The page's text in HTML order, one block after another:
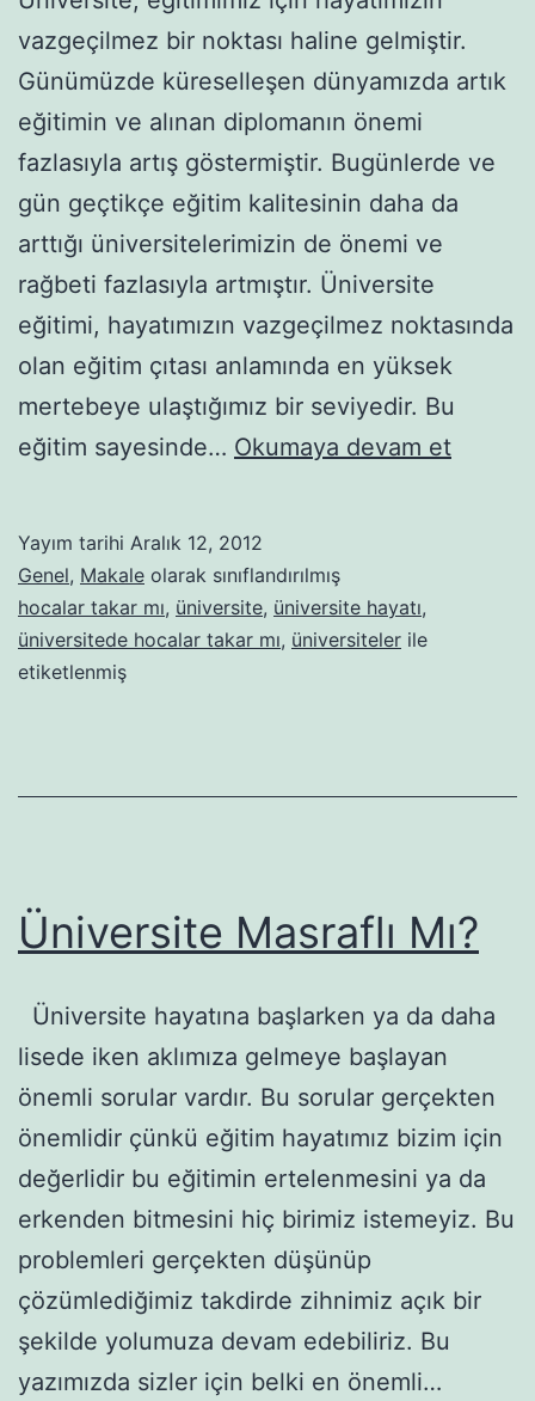
vazgeçilmez bir noktası haline gelmiştir.
Günümüzde küreselleşen dünyamızda artık
eğitimin ve alınan diplomanın önemi
fazlasıyla artış göstermiştir. Bugünlerde ve
gün geçtikçe eğitim kalitesinin daha da
arttığı üniversitelerimizin de önemi ve
rağbeti fazlasıyla artmıştır. Üniversite
eğitimi, hayatımızın vazgeçilmez noktasında
olan eğitim çıtası anlamında en yüksek
mertebeye ulaştığımız bir seviyedir. Bu
eğitim sayesinde… Okumaya devam et
Yayım tarihi Aralık 12, 2012
Genel, Makale olarak sınıflandırılmış
hocalar takar mı, üniversite, üniversite hayatı,
üniversitede hocalar takar mı, üniversiteler ile
etiketlenmiş
Üniversite Masraflı Mı?
Üniversite hayatına başlarken ya da daha
lisede iken aklımıza gelmeye başlayan
önemli sorular vardır. Bu sorular gerçekten
önemlidir çünkü eğitim hayatımız bizim için
değerlidir bu eğitimin ertelenmesini ya da
erkenden bitmesini hiç birimiz istemeyiz. Bu
problemleri gerçekten düşünüp
çözümlediğimiz takdirde zihnimiz açık bir
şekilde yolumuza devam edebiliriz. Bu
yazımızda sizler için belki en önemli…